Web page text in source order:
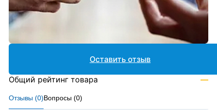
Отзывы (0)Вопросы (0)
Оставить отзыв
Общий рейтинг товара —